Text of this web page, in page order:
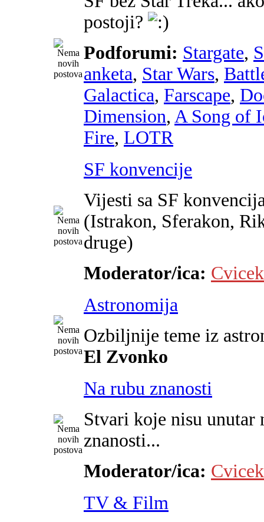
postoji?
Podforumi: Stargate,
anketa, Star Wars,
Galactica, Farscape,
Dimension, A Song of
Fire, LOTR
SF konvencije
Vijesti sa SF
(Istrakon, Sferakon,
druge)
Moderator/ica: Cvicek
Astronomija
Ozbiljnije teme iz
El Zvonko
Na rubu znanosti
Stvari koje nisu unutar
znanosti...
Moderator/ica: Cvicek
TV & Film